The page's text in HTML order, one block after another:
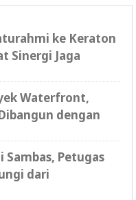
ke Keraton
Sinergi Jaga
Waterfront,
dengan
Sambas, Petugas
dari